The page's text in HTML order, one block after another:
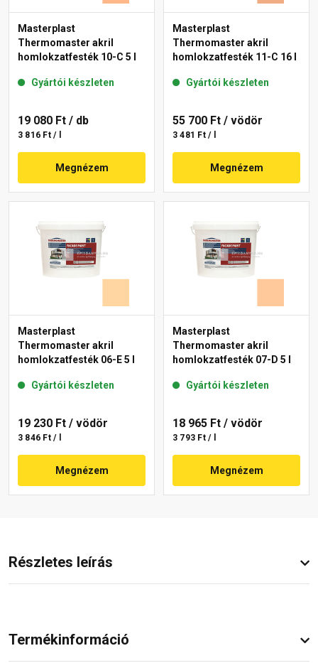
Masterplast
Thermomaster akril
homlokzatfesték 10-C 5 l
Gyártói készleten
19 080 Ft / db
3 816 Ft / l
Megnézem
Masterplast
Thermomaster akril
homlokzatfesték 11-C 16 l
Gyártói készleten
55 700 Ft / vödör
3 481 Ft / l
Megnézem
Masterplast
Thermomaster akril
homlokzatfesték 06-E 5 l
Gyártói készleten
19 230 Ft / vödör
3 846 Ft / l
Megnézem
Masterplast
Thermomaster akril
homlokzatfesték 07-D 5 l
Gyártói készleten
18 965 Ft / vödör
3 793 Ft / l
Megnézem
Részletes leírás
Termékinformáció